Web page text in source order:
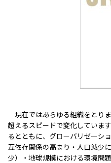
現在ではあらゆる組織をとり
超えるスピードで変化していま
るとともに、グローバリゼーシ
互依存関係の高まり・人口減少
少）・地球規模における環境問